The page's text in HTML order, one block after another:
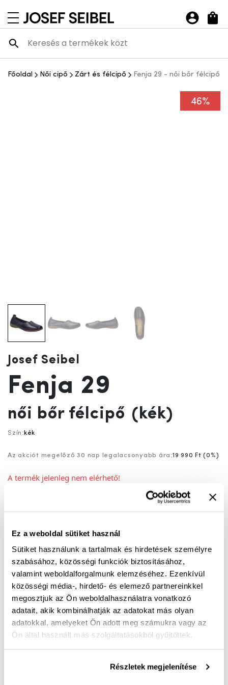
Ez a weboldal sütiket használ
Sütiket használunk a tartalmak és hirdetések személyre
szabásához, közösségi funkciók biztosításához,
valamint weboldalforgalmunk elemzéséhez. Ezenkívül
közösségi média-, hirdető- és elemező partnereinkkel
megosztjuk az Ön weboldalhasználatra vonatkozó
adatait, akik kombinálhatják az adatokat más olyan
adatokkal, amelyeket Ön adott meg számukra vagy az
Ön által használt más szolgáltatásokból gyűjtöttek.
Részletek megjelenítése
navigációs menü megnyitása
Josef Seibel Webshop
Főoldal Női cipő Zárt és félcipő Fenja 29 - női bőr félcipő
46%
Josef Seibel
Fenja 29
női bőr félcipő (kék)
Szín: kék
Az akciót megelőző 30 nap legalacsonyabb ára:19 990 Ft (0%)
A termék jelenleg nem elérhető!
Nincs a méretedben?
Ingyenes kiszállítás 25 000 Ft felett
Puha bőrből készült G bő félcipő. A kényelmet fokozza
a puha emlékeztető talpbetét és a gumiból készült
extra rugalmas talp. Egész napos kényelmes viselet,
lyukacsos, alábélelt. Szoknya? Nadrág? Bármilhez